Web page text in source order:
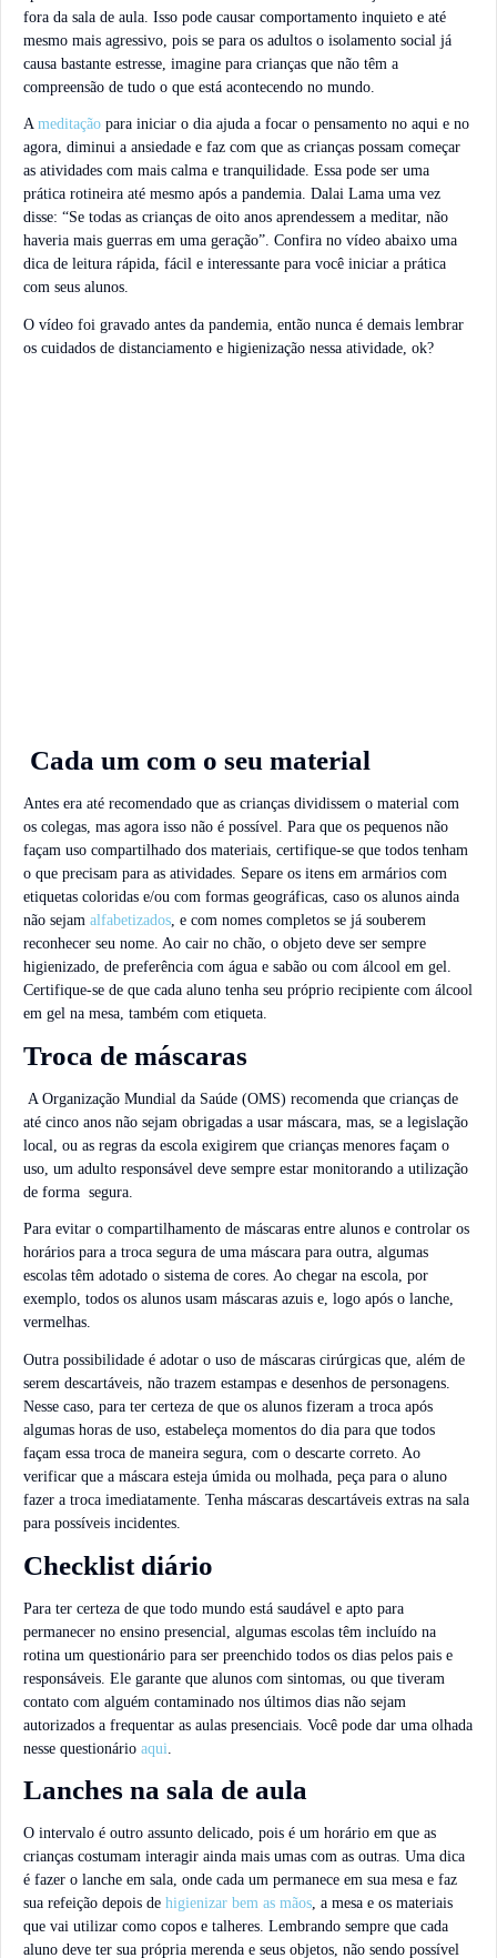
fora da sala de aula. Isso pode causar comportamento inquieto e até
mesmo mais agressivo, pois se para os adultos o isolamento social já
causa bastante estresse, imagine para crianças que não têm a
compreensão de tudo o que está acontecendo no mundo.
A meditação para iniciar o dia ajuda a focar o pensamento no aqui e no
agora, diminui a ansiedade e faz com que as crianças possam começar
as atividades com mais calma e tranquilidade. Essa pode ser uma
prática rotineira até mesmo após a pandemia. Dalai Lama uma vez
disse: “Se todas as crianças de oito anos aprendessem a meditar, não
haveria mais guerras em uma geração”. Confira no vídeo abaixo uma
dica de leitura rápida, fácil e interessante para você iniciar a prática
com seus alunos.
O vídeo foi gravado antes da pandemia, então nunca é demais lembrar
os cuidados de distanciamento e higienização nessa atividade, ok?
Cada um com o seu material
Antes era até recomendado que as crianças dividissem o material com
os colegas, mas agora isso não é possível. Para que os pequenos não
façam uso compartilhado dos materiais, certifique-se que todos tenham
o que precisam para as atividades. Separe os itens em armários com
etiquetas coloridas e/ou com formas geográficas, caso os alunos ainda
não sejam alfabetizados, e com nomes completos se já souberem
reconhecer seu nome. Ao cair no chão, o objeto deve ser sempre
higienizado, de preferência com água e sabão ou com álcool em gel.
Certifique-se de que cada aluno tenha seu próprio recipiente com álcool
em gel na mesa, também com etiqueta.
Troca de máscaras
A Organização Mundial da Saúde (OMS) recomenda que crianças de
até cinco anos não sejam obrigadas a usar máscara, mas, se a legislação
local, ou as regras da escola exigirem que crianças menores façam o
uso, um adulto responsável deve sempre estar monitorando a utilização
de forma segura.
Para evitar o compartilhamento de máscaras entre alunos e controlar os
horários para a troca segura de uma máscara para outra, algumas
escolas têm adotado o sistema de cores. Ao chegar na escola, por
exemplo, todos os alunos usam máscaras azuis e, logo após o lanche,
vermelhas.
Outra possibilidade é adotar o uso de máscaras cirúrgicas que, além de
serem descartáveis, não trazem estampas e desenhos de personagens.
Nesse caso, para ter certeza de que os alunos fizeram a troca após
algumas horas de uso, estabeleça momentos do dia para que todos
façam essa troca de maneira segura, com o descarte correto. Ao
verificar que a máscara esteja úmida ou molhada, peça para o aluno
fazer a troca imediatamente. Tenha máscaras descartáveis extras na sala
para possíveis incidentes.
Checklist diário
Para ter certeza de que todo mundo está saudável e apto para
permanecer no ensino presencial, algumas escolas têm incluído na
rotina um questionário para ser preenchido todos os dias pelos pais e
responsáveis. Ele garante que alunos com sintomas, ou que tiveram
contato com alguém contaminado nos últimos dias não sejam
autorizados a frequentar as aulas presenciais. Você pode dar uma olhada
nesse questionário aqui
Lanches na sala de aula
O intervalo é outro assunto delicado, pois é um horário em que as
crianças costumam interagir ainda mais umas com as outras. Uma dica
é fazer o lanche em sala, onde cada um permanece em sua mesa e faz
sua refeição depois de higienizar bem as mãos, a mesa e os materiais
que vai utilizar como copos e talheres. Lembrando sempre que cada
aluno deve ter sua própria merenda e seus objetos, não sendo possível